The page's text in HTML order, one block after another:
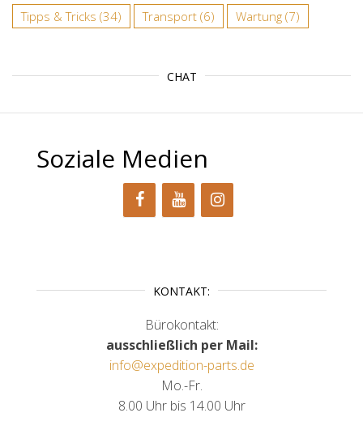
Tipps & Tricks (34) Transport (6) Wartung (7)
CHAT
Soziale Medien
KONTAKT:
Bürokontakt:
ausschließlich per Mail:
info@expedition-parts.de
Mo.-Fr.
8.00 Uhr bis 14.00 Uhr